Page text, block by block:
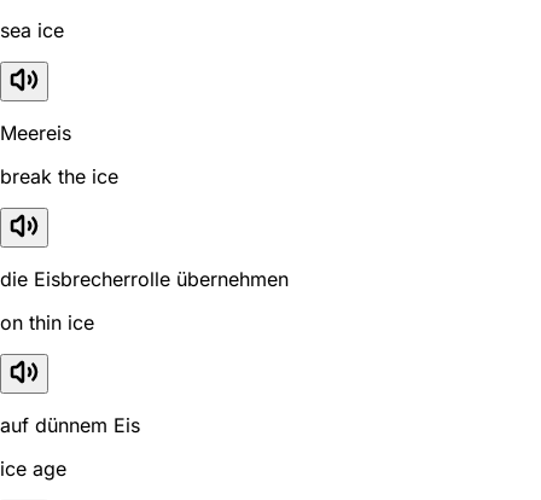
sea ice
Meereis
break the ice
die Eisbrecherrolle übernehmen
on thin ice
auf dünnem Eis
ice age